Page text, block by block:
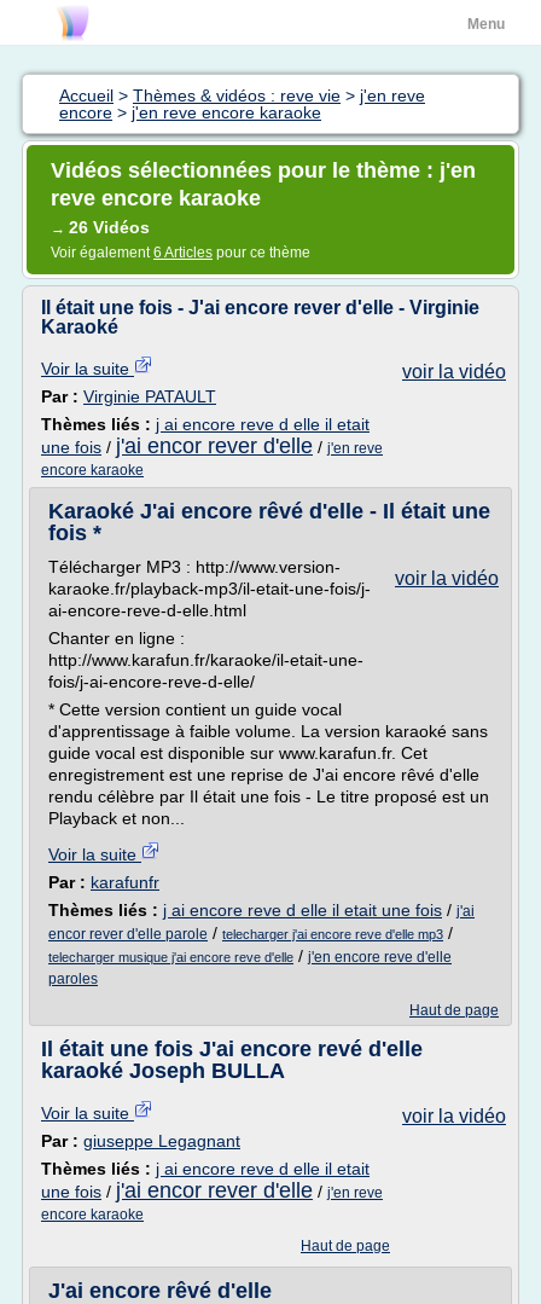
Menu
Accueil > Thèmes & vidéos : reve vie > j'en reve
encore > j'en reve encore karaoke
Vidéos sélectionnées pour le thème : j'en
reve encore karaoke
→ 26 Vidéos
Voir également6 Articles pour ce thème
Il était une fois - J'ai encore rever d'elle - Virginie
Karaoké
voir la vidéo
Voir la suite
Par : Virginie PATAULT
Thèmes liés : j ai encore reve d elle il etait
une fois / j'ai encor rever d'elle / j'en reve
encore karaoke
Karaoké J'ai encore rêvé d'elle - Il était une
fois *
voir la vidéo
Télécharger MP3 : http://www.version-
karaoke.fr/playback-mp3/il-etait-une-fois/j-
ai-encore-reve-d-elle.html
Chanter en ligne :
http://www.karafun.fr/karaoke/il-etait-une-
fois/j-ai-encore-reve-d-elle/
* Cette version contient un guide vocal
d'apprentissage à faible volume. La version karaoké sans
guide vocal est disponible sur www.karafun.fr. Cet
enregistrement est une reprise de J'ai encore rêvé d'elle
rendu célèbre par Il était une fois - Le titre proposé est un
Playback et non...
Voir la suite
Par : karafunfr
Thèmes liés : j ai encore reve d elle il etait une fois / j'ai
encor rever d'elle parole / telecharger j'ai encore reve d'elle mp3 /
telecharger musique j'ai encore reve d'elle / j'en encore reve d'elle
paroles
Haut de page
Il était une fois J'ai encore revé d'elle
karaoké Joseph BULLA
voir la vidéo
Voir la suite
Par : giuseppe Legagnant
Thèmes liés : j ai encore reve d elle il etait
une fois / j'ai encor rever d'elle / j'en reve
encore karaoke
Haut de page
J'ai encore rêvé d'elle